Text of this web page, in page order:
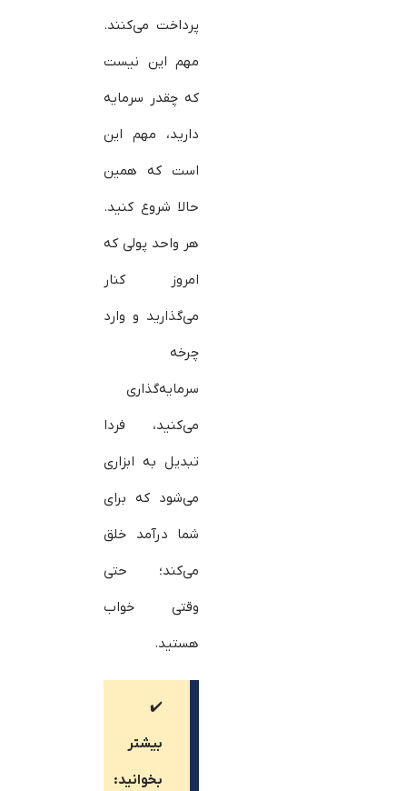
پرداخت می‌کنند.
مهم این نیست
که چقدر سرمایه
دارید، مهم این
است که همین
حالا شروع کنید.
هر واحد پولی که
امروز کنار
می‌گذارید و وارد
چرخه
سرمایه‌گذاری
می‌کنید، فردا
تبدیل به ابزاری
می‌شود که برای
شما درآمد خلق
می‌کند؛ حتی
وقتی خواب
هستید.
✔️
بیشتر
بخوانید: